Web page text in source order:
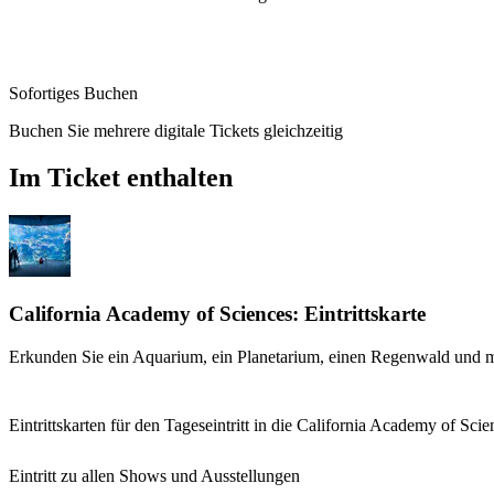
Sofortiges Buchen
Buchen Sie mehrere digitale Tickets gleichzeitig
Im Ticket enthalten
California Academy of Sciences: Eintrittskarte
Erkunden Sie ein Aquarium, ein Planetarium, einen Regenwald und
Eintrittskarten für den Tageseintritt in die California Academy of
Eintritt zu allen Shows und Ausstellungen